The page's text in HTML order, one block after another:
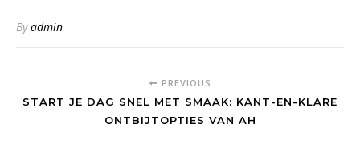
Byadmin
PREVIOUS
START JE DAG SNEL MET SMAAK: KANT-EN-KLARE
ONTBIJTOPTIES VAN AH